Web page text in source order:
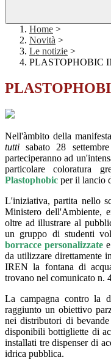
Home >
Novità >
Le notizie >
PLASTOPHOBIC
Nell'àmbito della
tuttisabato 28
parteciperanno ad
particolare coloratura
Plastophobic per il lancio
L'iniziativa, partita nello
Ministero dell'Ambiente,
oltre ad illustrare al
un gruppo di studenti
borracce personalizzate
da utilizzare direttamente
IREN la fontana di
trovano nel comunicato n.
La campagna contro la
raggiunto un obiettivo
nei distributori di
disponibili bottigliette di
installati tre dispenser di
idrica pubblica.